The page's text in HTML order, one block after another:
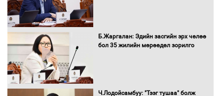
шилжиж, найр наадам, зөвлөгөөн,
гадаад томилолтыг хориглолоо
Сайд нар төсвөө хэрхэн зарцуулах вэ?
Б.Жаргалан: Эдийн засгийн эрх чөлөө
бол 35 жилийн мөрөөдөл зорилго
Ч.Лодойсамбуу: "Тээг тушаа" болж